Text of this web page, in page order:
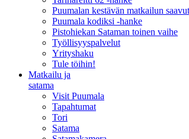
Puumalan kestävän matkailun
Puumala kodiksi -hanke
Pistohiekan Sataman toinen vaihe
Työllisyyspalvelut
Yrityshaku
Tule töihin!
Matkailu ja
satama
Visit Puumala
Tapahtumat
Tori
Satama